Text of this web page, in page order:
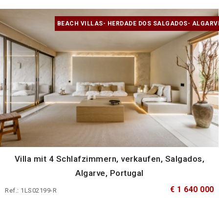
BEACH VILLAS- HERDADE DOS SALGADOS-
Villa mit 4 Schlafzimmern, verkaufen, Salgados,
Algarve, Portugal
Ref.: 1LS02199-R € 1 640 000